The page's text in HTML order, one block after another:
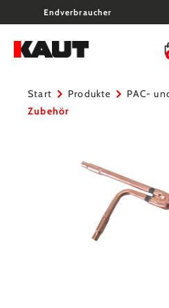
springenEndverbraucher
Start Produkte
PAC-
Zubehör